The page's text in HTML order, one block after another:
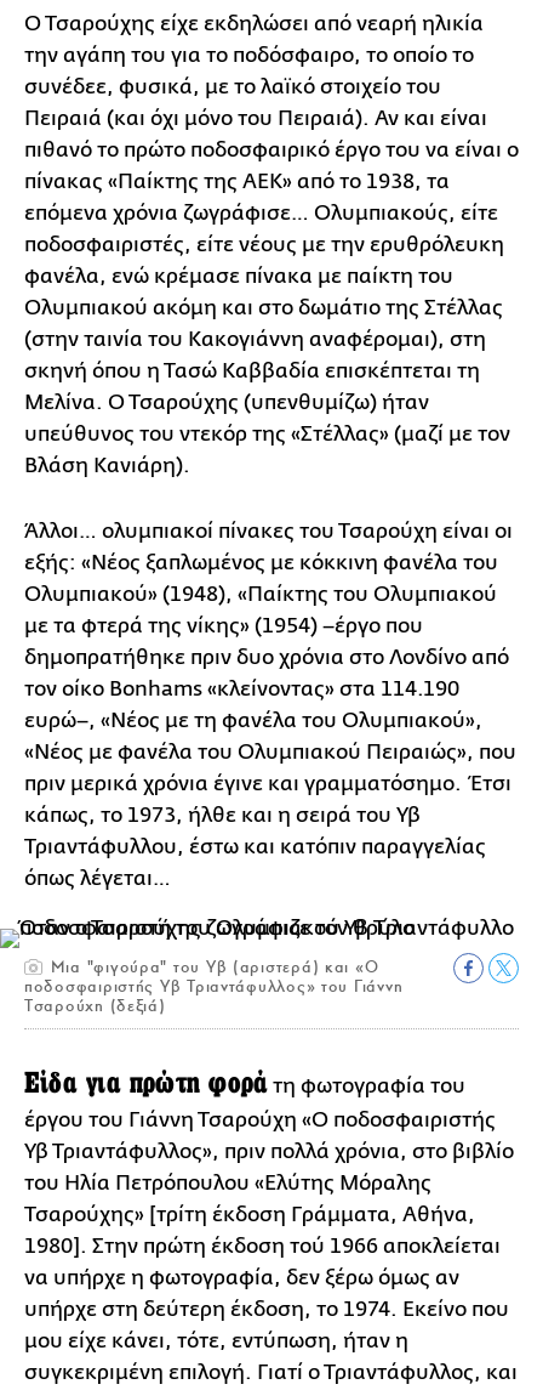
Ο Τσαρούχης είχε εκδηλώσει από νεαρή ηλικία
την αγάπη του για το ποδόσφαιρο, το οποίο το
συνέδεε, φυσικά, με το λαϊκό στοιχείο του
Πειραιά (και όχι μόνο του Πειραιά). Αν και είναι
πιθανό το πρώτο ποδοσφαιρικό έργο του να είναι ο
πίνακας «Παίκτης της ΑΕΚ» από το 1938, τα
επόμενα χρόνια ζωγράφισε… Ολυμπιακούς, είτε
ποδοσφαιριστές, είτε νέους με την ερυθρόλευκη
φανέλα, ενώ κρέμασε πίνακα με παίκτη του
Ολυμπιακού ακόμη και στο δωμάτιο της Στέλλας
(στην ταινία του Κακογιάννη αναφέρομαι), στη
σκηνή όπου η Τασώ Καββαδία επισκέπτεται τη
Μελίνα. Ο Τσαρούχης (υπενθυμίζω) ήταν
υπεύθυνος του ντεκόρ της «Στέλλας» (μαζί με τον
Βλάση Κανιάρη).
Άλλοι… ολυμπιακοί πίνακες του Τσαρούχη είναι οι
εξής: «Νέος ξαπλωμένος με κόκκινη φανέλα του
Ολυμπιακού» (1948), «Παίκτης του Ολυμπιακού
με τα φτερά της νίκης» (1954) –έργο που
δημοπρατήθηκε πριν δυο χρόνια στο Λονδίνο από
τον οίκο Bonhams «κλείνοντας» στα 114.190
ευρώ–, «Νέος με τη φανέλα του Ολυμπιακού»,
«Νέος με φανέλα του Ολυμπιακού Πειραιώς», που
πριν μερικά χρόνια έγινε και γραμματόσημο. Έτσι
κάπως, το 1973, ήλθε και η σειρά του Υβ
Τριαντάφυλλου, έστω και κατόπιν παραγγελίας
όπως λέγεται…
Μια "φιγούρα" του Υβ (αριστερά) και «Ο
ποδοσφαιριστής Υβ Τριαντάφυλλος» του Γιάννη
Τσαρούχη (δεξιά)
Είδα για πρώτη φορά τη φωτογραφία του
έργου του Γιάννη Τσαρούχη «Ο ποδοσφαιριστής
Υβ Τριαντάφυλλος», πριν πολλά χρόνια, στο βιβλίο
του Ηλία Πετρόπουλου «Ελύτης Μόραλης
Τσαρούχης» [τρίτη έκδοση Γράμματα, Αθήνα,
1980]. Στην πρώτη έκδοση τού 1966 αποκλείεται
να υπήρχε η φωτογραφία, δεν ξέρω όμως αν
υπήρχε στη δεύτερη έκδοση, το 1974. Εκείνο που
μου είχε κάνει, τότε, εντύπωση, ήταν η
συγκεκριμένη επιλογή. Γιατί ο Τριαντάφυλλος, και